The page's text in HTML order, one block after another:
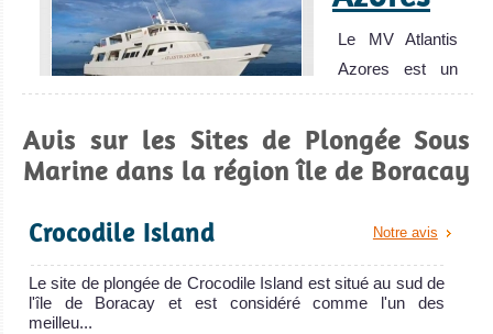
Le MV Atlantis
Azores est un
bateau de c
MV Atlantis
Azores Avis sur le
Bateau de
Plongée
Avis sur les Sites de Plongée Sous
Marine dans la région île de Boracay
Notre avis
Crocodile Island
Le site de plongée de Crocodile Island est situé au sud de
l'île de Boracay et est considéré comme l'un des
meilleu...